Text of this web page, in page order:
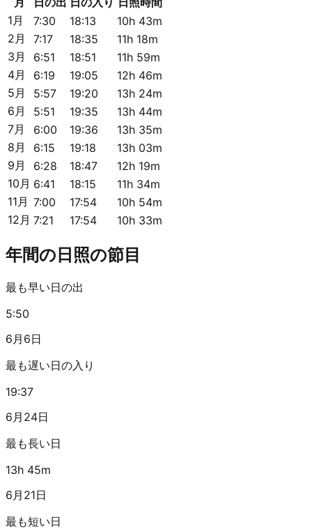
1月
7:30 18:13
10h 43m
2月
7:17 18:35
11h 18m
3月
6:51 18:51
11h 59m
4月
6:19 19:05
12h 46m
5月
5:57 19:20
13h 24m
6月
5:51 19:35
13h 44m
7月
6:00 19:36
13h 35m
8月
6:15 19:18
13h 03m
9月
6:28 18:47
12h 19m
10月 6:41 18:15
11h 34m
11月 7:00 17:54
10h 54m
12月 7:21 17:54 10h 33m
年間の日照の節目
最も早い日の出
5:50
6月6日
最も遅い日の入り
19:37
6月24日
最も長い日
13h 45m
6月21日
最も短い日